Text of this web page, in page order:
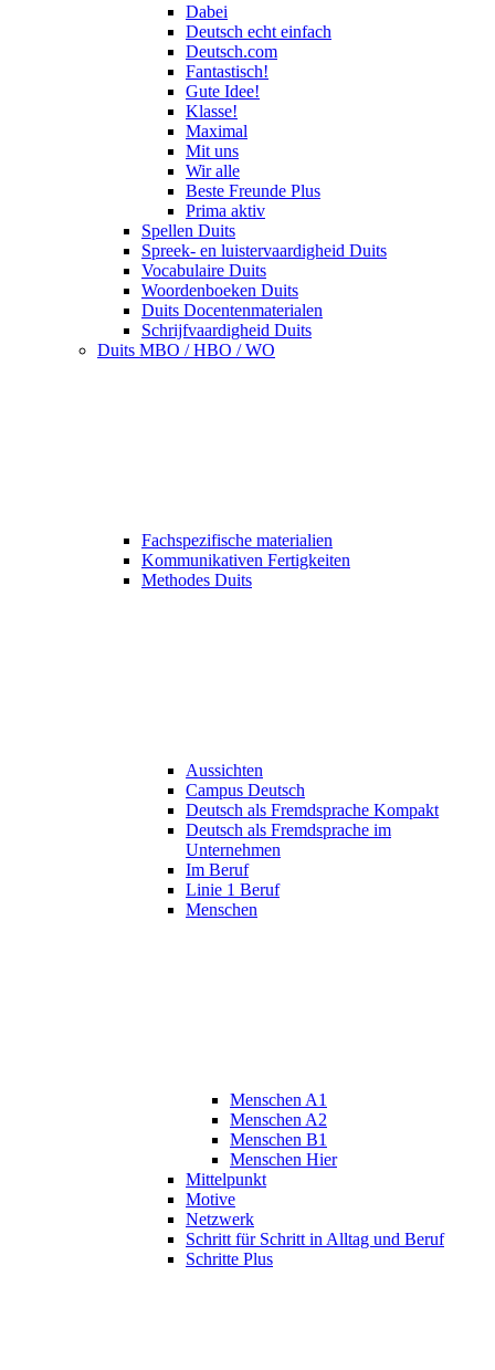
Dabei
Deutsch echt einfach
Deutsch.com
Fantastisch!
Gute Idee!
Klasse!
Maximal
Mit uns
Wir alle
Beste Freunde Plus
Prima aktiv
Spellen Duits
Spreek- en luistervaardigheid Duits
Vocabulaire Duits
Woordenboeken Duits
Duits Docentenmaterialen
Schrijfvaardigheid Duits
Duits MBO / HBO / WO
Fachspezifische materialien
Kommunikativen Fertigkeiten
Methodes Duits
Aussichten
Campus Deutsch
Deutsch als Fremdsprache Kompakt
Deutsch als Fremdsprache im
Unternehmen
Im Beruf
Linie 1 Beruf
Menschen
Menschen A1
Menschen A2
Menschen B1
Menschen Hier
Mittelpunkt
Motive
Netzwerk
Schritt für Schritt in Alltag und Beruf
Schritte Plus